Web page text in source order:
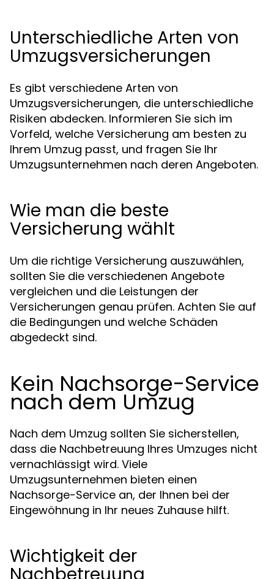
Unterschiedliche Arten von
Umzugsversicherungen
Es gibt verschiedene Arten von
Umzugsversicherungen, die unterschiedliche
Risiken abdecken. Informieren Sie sich im
Vorfeld, welche Versicherung am besten zu
Ihrem Umzug passt, und fragen Sie Ihr
Umzugsunternehmen nach deren Angeboten.
Wie man die beste
Versicherung wählt
Um die richtige Versicherung auszuwählen,
sollten Sie die verschiedenen Angebote
vergleichen und die Leistungen der
Versicherungen genau prüfen. Achten Sie auf
die Bedingungen und welche Schäden
abgedeckt sind.
Kein Nachsorge-Service
nach dem Umzug
Nach dem Umzug sollten Sie sicherstellen,
dass die Nachbetreuung Ihres Umzuges nicht
vernachlässigt wird. Viele
Umzugsunternehmen bieten einen
Nachsorge-Service an, der Ihnen bei der
Eingewöhnung in Ihr neues Zuhause hilft.
Wichtigkeit der